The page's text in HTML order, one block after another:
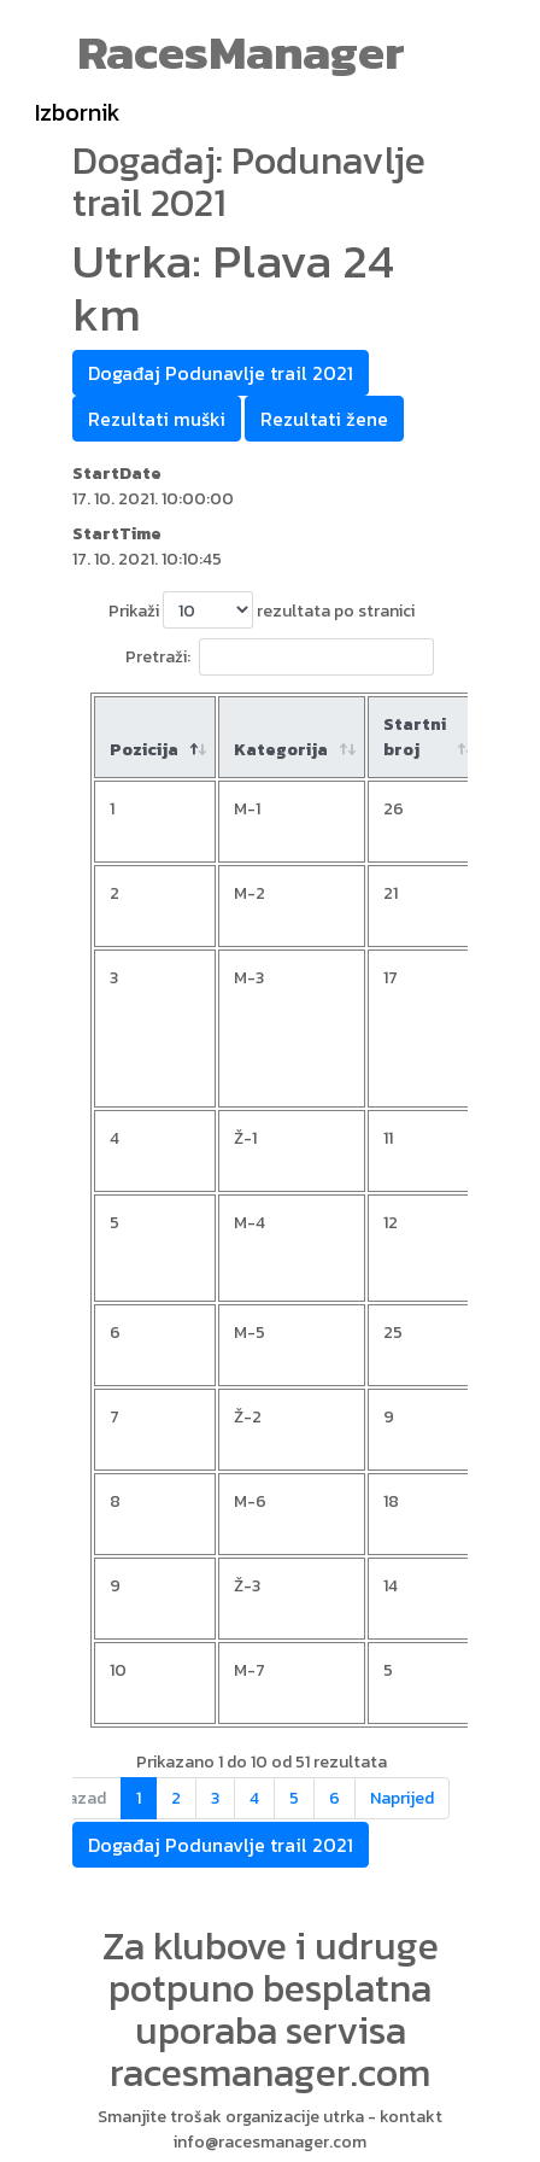
RacesManager
Izbornik
Događaj: Podunavlje
trail 2021
Utrka: Plava 24
km
Događaj Podunavlje trail 2021
Rezultati muški
Rezultati žene
StartDate
17. 10. 2021. 10:00:00
StartTime
17. 10. 2021. 10:10:45
Prikaži
rezultata po stranici
Pretraži:
Pozicija Kategorija
Startni
broj
1 M-1 26
2 M-2 21
3 M-3 17
4 Ž-1 11
5 M-4 12
6 M-5 25
7 Ž-2 9
8 M-6 18
9 Ž-3 14
10 M-7 5
Prikazano 1 do 10 od 51 rezultata
Nazad
1 2 3 4 5 6 Naprijed
Događaj Podunavlje trail 2021
Za klubove i udruge
potpuno besplatna
uporaba servisa
racesmanager.com
Smanjite trošak organizacije utrka - kontakt
info@racesmanager.com